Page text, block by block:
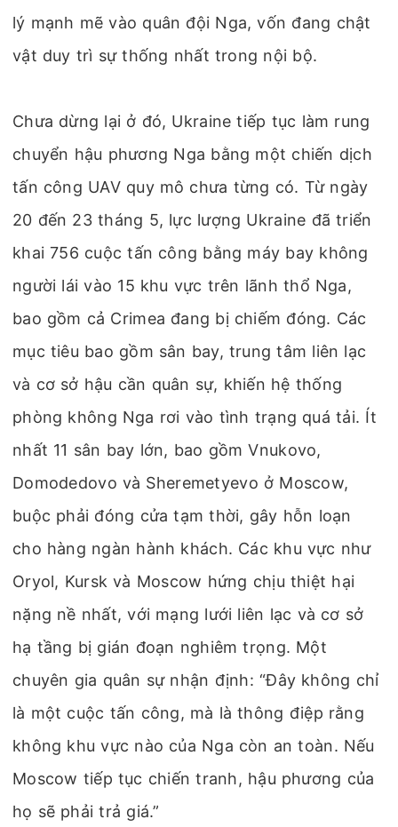
lý mạnh mẽ vào quân đội Nga, vốn đang chật
vật duy trì sự thống nhất trong nội bộ.
Chưa dừng lại ở đó, Ukraine tiếp tục làm rung
chuyển hậu phương Nga bằng một chiến dịch
tấn công UAV quy mô chưa từng có. Từ ngày
20 đến 23 tháng 5, lực lượng Ukraine đã triển
khai 756 cuộc tấn công bằng máy bay không
người lái vào 15 khu vực trên lãnh thổ Nga,
bao gồm cả Crimea đang bị chiếm đóng. Các
mục tiêu bao gồm sân bay, trung tâm liên lạc
và cơ sở hậu cần quân sự, khiến hệ thống
phòng không Nga rơi vào tình trạng quá tải. Ít
nhất 11 sân bay lớn, bao gồm Vnukovo,
Domodedovo và Sheremetyevo ở Moscow,
buộc phải đóng cửa tạm thời, gây hỗn loạn
cho hàng ngàn hành khách. Các khu vực như
Oryol, Kursk và Moscow hứng chịu thiệt hại
nặng nề nhất, với mạng lưới liên lạc và cơ sở
hạ tầng bị gián đoạn nghiêm trọng. Một
chuyên gia quân sự nhận định: “Đây không chỉ
là một cuộc tấn công, mà là thông điệp rằng
không khu vực nào của Nga còn an toàn. Nếu
Moscow tiếp tục chiến tranh, hậu phương của
họ sẽ phải trả giá.”